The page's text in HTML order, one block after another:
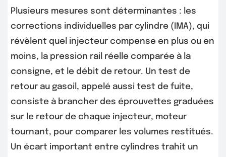
Plusieurs mesures sont déterminantes : les
corrections individuelles par cylindre (IMA), qui
révèlent quel injecteur compense en plus ou en
moins, la pression rail réelle comparée à la
consigne, et le débit de retour. Un test de
retour au gasoil, appelé aussi test de fuite,
consiste à brancher des éprouvettes graduées
sur le retour de chaque injecteur, moteur
tournant, pour comparer les volumes restitués.
Un écart important entre cylindres trahit un